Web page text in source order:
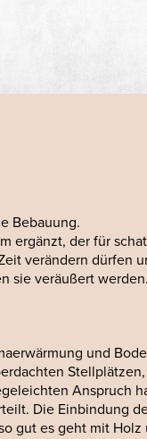
Bebauung.
der für
verändern
sie veräußert
und
Anspruch
Die Einbindung
es geht mit